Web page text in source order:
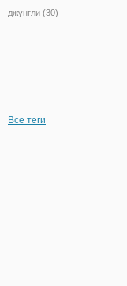
джунгли (30)
Все теги